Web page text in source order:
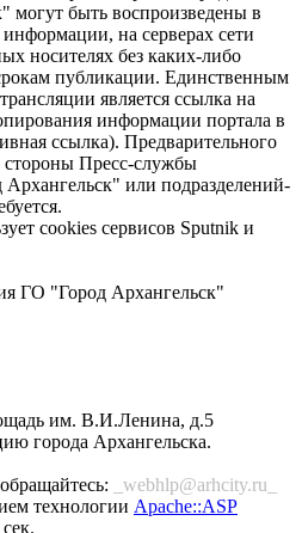
могут быть воспроизведены в
на серверах сети
носителях без каких-либо
публикации. Единственным
является ссылка на
информации портала в
ссылка). Предварительного
стороны Пресс-службы
или подразделений-
cookies сервисов Sputnik и
ГО "Город Архангельск"
им. В.И.Ленина, д.5
города Архангельска.
_webhlp@arhcity.ru_
технологии Apache::ASP